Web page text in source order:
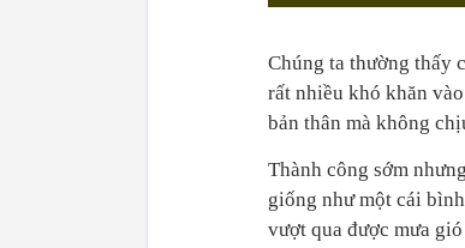
Chúng ta thường thấy
rất nhiều khó khăn
bản thân mà không
Thành công sớm
giống như một cái
vượt qua được mưa